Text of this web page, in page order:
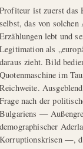
Profiteur ist zuerst das
selbst, das von solchen
Erzählungen lebt und
Legitimation als
daraus zieht. Bild
Quotenmaschine im
Reichweite.
Frage nach der
Bulgariens —
demographischer
Korruptionskrisen —,